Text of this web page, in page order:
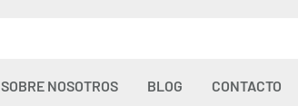
SOBRE NOSOTROS BLOG CONTACTO